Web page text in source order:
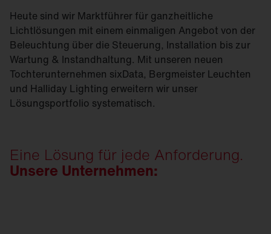
Heute sind wir Marktführer für ganzheitliche
Lichtlösungen mit einem einmaligen Angebot von der
Beleuchtung über die Steuerung, Installation bis zur
Wartung & Instandhaltung. Mit unseren neuen
Tochterunternehmen sixData, Bergmeister Leuchten
und Halliday Lighting erweitern wir unser
Lösungsportfolio systematisch.
Eine Lösung für jede Anforderung.
Unsere Unternehmen: